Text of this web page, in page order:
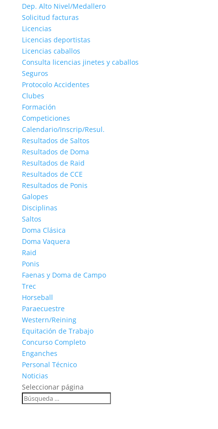
Dep. Alto Nivel/Medallero
Solicitud facturas
Licencias
Licencias deportistas
Licencias caballos
Consulta licencias jinetes y caballos
Seguros
Protocolo Accidentes
Clubes
Formación
Competiciones
Calendario/Inscrip/Resul.
Resultados de Saltos
Resultados de Doma
Resultados de Raid
Resultados de CCE
Resultados de Ponis
Galopes
Disciplinas
Saltos
Doma Clásica
Doma Vaquera
Raid
Ponis
Faenas y Doma de Campo
Trec
Horseball
Paraecuestre
Western/Reining
Equitación de Trabajo
Concurso Completo
Enganches
Personal Técnico
Noticias
Seleccionar página